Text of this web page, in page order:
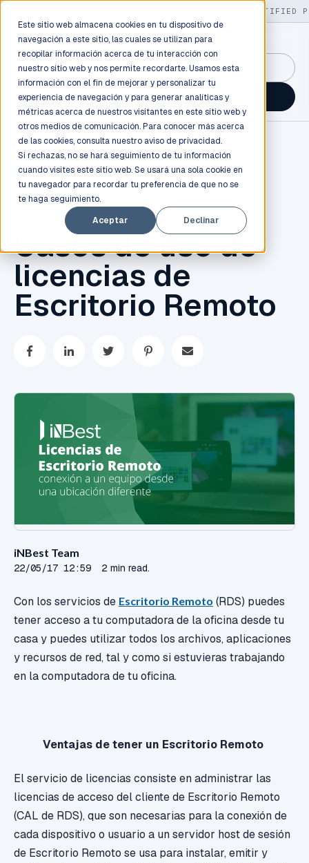
Este sitio web almacena cookies en tu dispositivo de
navegación a este sitio, las cuales se utilizan para
recopilar información acerca de tu interacción con
nuestro sitio web y nos permite recordarte. Usamos esta
información con el fin de mejorar y personalizar tu
experiencia de navegación y para generar analíticas y
métricas acerca de nuestros visitantes en este sitio web y
otros medios de comunicación. Para conocer más acerca
de las cookies, consulta nuestro aviso de privacidad.
Si rechazas, no se hará seguimiento de tu información
cuando visites este sitio web. Se usará una sola cookie en
tu navegador para recordar tu preferencia de que no se
te haga seguimiento.
Aceptar
Declinar
130+ CERTIFIED
GuidancePlex →
Talk to an engineer →
TECNOLOGÍA
Casos de uso de
licencias de
Escritorio Remoto
iNBest Team
22/05/17 12:59 2 min read.
Con los servicios de Escritorio Remoto (RDS) puedes
tener acceso a tu computadora de la oficina desde tu
casa y puedes utilizar todos los archivos, aplicaciones
y recursos de red, tal y como si estuvieras trabajando
en la computadora de tu oficina.
Ventajas de tener un Escritorio Remoto
El servicio de licencias consiste en administrar las
licencias de acceso del cliente de Escritorio Remoto
(CAL de RDS), que son necesarias para la conexión de
cada dispositivo o usuario a un servidor host de sesión
de Escritorio Remoto se usa para instalar, emitir y